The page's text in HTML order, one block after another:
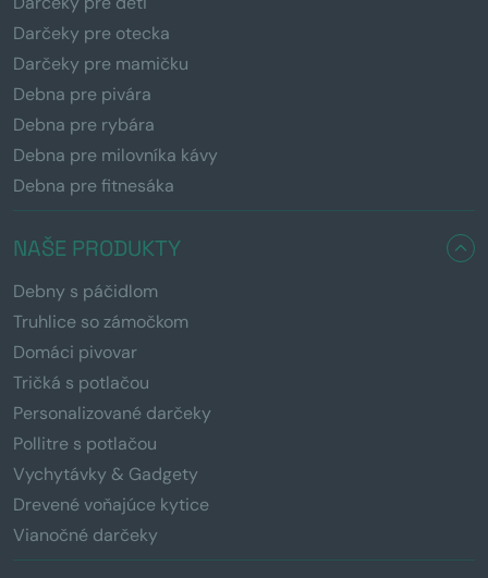
Darčeky pre otecka
Darčeky pre mamičku
Debna pre pivára
Debna pre rybára
Debna pre milovníka kávy
Debna pre fitnesáka
NAŠE PRODUKTY
Debny s páčidlom
Truhlice so zámočkom
Domáci pivovar
Tričká s potlačou
Personalizované darčeky
Pollitre s potlačou
Vychytávky & Gadgety
Drevené voňajúce kytice
Vianočné darčeky